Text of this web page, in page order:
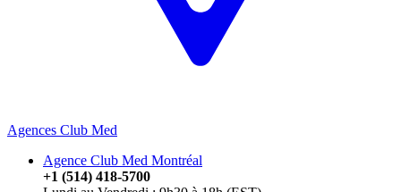
Agences Club Med
Agence Club Med Montréal
+1 (514) 418-5700